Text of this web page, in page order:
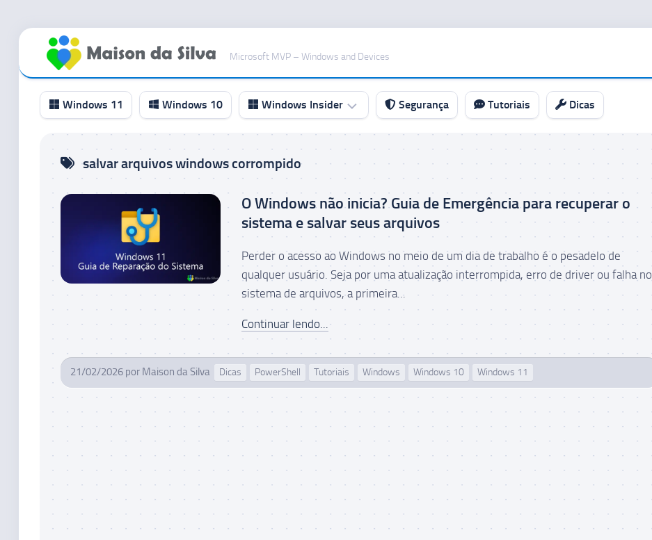
conteúdo
Microsoft MVP – Windows and Devices
Windows 11 Windows 10 Windows Insider
RP
Canal
Beta
Canal
Canal
Canary
Segurança Tutoriais Dicas
salvar arquivos windows corrompido
O Windows não inicia? Guia de Emergência para recuperar o
sistema e salvar seus arquivos
Perder o acesso ao Windows no meio de um dia de trabalho é o pesadelo de
qualquer usuário. Seja por uma atualização interrompida, erro de driver ou falha no
sistema de arquivos, a primeira...
Continuar lendo...
21/02/2026 por Maison da Silva Dicas PowerShell Tutoriais Windows Windows 10 Windows 11